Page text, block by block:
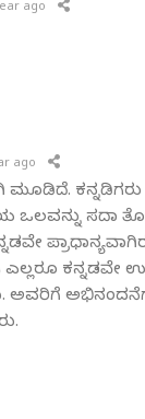
ago
ago
ಕನ್ನಡಿಗರು
ಸದಾ
ಎಲ್ಲರೂ ಕನ್ನಡವೇ
ಅವರಿಗೆ